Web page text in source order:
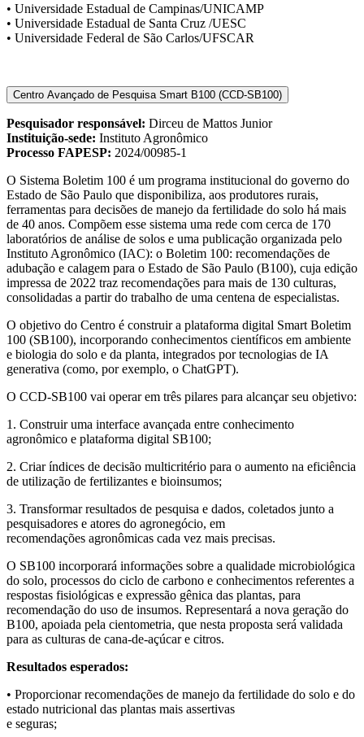
• Universidade Estadual de Campinas/UNICAMP
• Universidade Estadual de Santa Cruz /UESC
• Universidade Federal de São Carlos/UFSCAR
Centro Avançado de Pesquisa Smart B100 (CCD-SB100)
Pesquisador responsável: Dirceu de Mattos Junior
Instituição-sede: Instituto Agronômico
Processo FAPESP: 2024/00985-1
O Sistema Boletim 100 é um programa institucional do governo do
Estado de São Paulo que disponibiliza, aos produtores rurais,
ferramentas para decisões de manejo da fertilidade do solo há mais
de 40 anos. Compõem esse sistema uma rede com cerca de 170
laboratórios de análise de solos e uma publicação organizada pelo
Instituto Agronômico (IAC): o Boletim 100: recomendações de
adubação e calagem para o Estado de São Paulo (B100), cuja edição
impressa de 2022 traz recomendações para mais de 130 culturas,
consolidadas a partir do trabalho de uma centena de especialistas.
O objetivo do Centro é construir a plataforma digital Smart Boletim
100 (SB100), incorporando conhecimentos científicos em ambiente
e biologia do solo e da planta, integrados por tecnologias de IA
generativa (como, por exemplo, o ChatGPT).
O CCD-SB100 vai operar em três pilares para alcançar seu objetivo:
1. Construir uma interface avançada entre conhecimento
agronômico e plataforma digital SB100;
2. Criar índices de decisão multicritério para o aumento na eficiência
de utilização de fertilizantes e bioinsumos;
3. Transformar resultados de pesquisa e dados, coletados junto a
pesquisadores e atores do agronegócio, em
recomendações agronômicas cada vez mais precisas.
O SB100 incorporará informações sobre a qualidade microbiológica
do solo, processos do ciclo de carbono e conhecimentos referentes a
respostas fisiológicas e expressão gênica das plantas, para
recomendação do uso de insumos. Representará a nova geração do
B100, apoiada pela cientometria, que nesta proposta será validada
para as culturas de cana-de-açúcar e citros.
Resultados esperados:
• Proporcionar recomendações de manejo da fertilidade do solo e do
estado nutricional das plantas mais assertivas
e seguras;